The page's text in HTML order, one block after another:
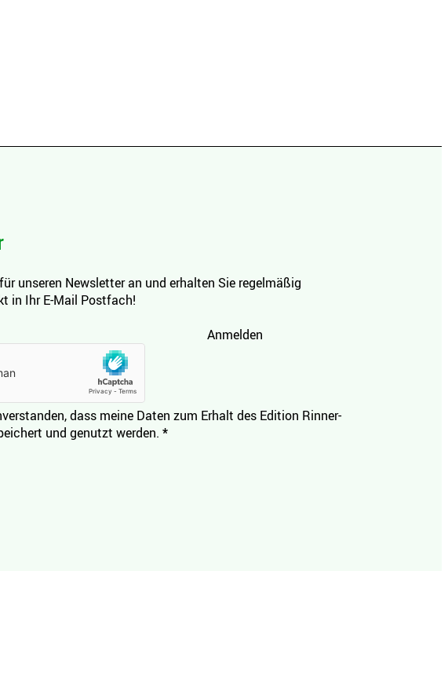
unseren Newsletter an und erhalten Sie regelmäßig
in Ihr E-Mail Postfach!
Anmelden
dass meine Daten zum Erhalt des Edition Rinner-
und genutzt werden. *